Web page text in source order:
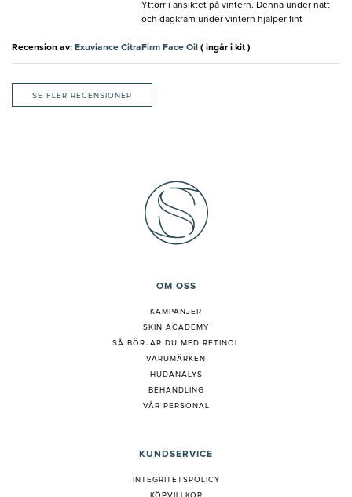
Yttorr i ansiktet på vintern. Denna under natt
och dagkräm under vintern hjälper fint
Recension av: Exuviance CitraFirm Face Oil ( ingår i kit )
SE FLER RECENSIONER
OM OSS
KAMPANJER
SKIN ACADEMY
SÅ BÖRJAR DU MED RETINOL
VARUMÄRKEN
HUDANALYS
BEHANDLING
VÅR PERSONAL
KUNDSERVICE
INTEGRITETSPOLICY